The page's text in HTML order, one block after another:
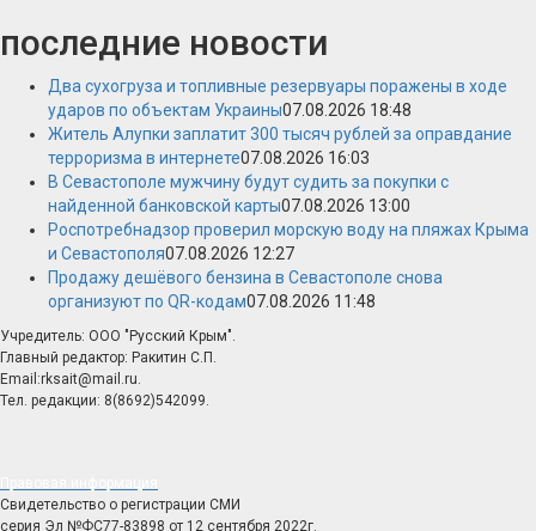
последние новости
Два сухогруза и топливные резервуары поражены в ходе
ударов по объектам Украины07.08.2026 18:48
Житель Алупки заплатит 300 тысяч рублей за оправдание
терроризма в интернете07.08.2026 16:03
В Севастополе мужчину будут судить за покупки с
найденной банковской карты07.08.2026 13:00
Роспотребнадзор проверил морскую воду на пляжах Крыма
и Севастополя07.08.2026 12:27
Продажу дешёвого бензина в Севастополе снова
организуют по QR-кодам07.08.2026 11:48
Учредитель: ООО "Русский Крым".
Главный редактор: Ракитин С.П.
Email:rksait@mail.ru.
Тел. редакции: 8(8692)542099.
Свидетельство о регистрации СМИ
серия Эл №ФС77-83898 от 12 сентября 2022г.